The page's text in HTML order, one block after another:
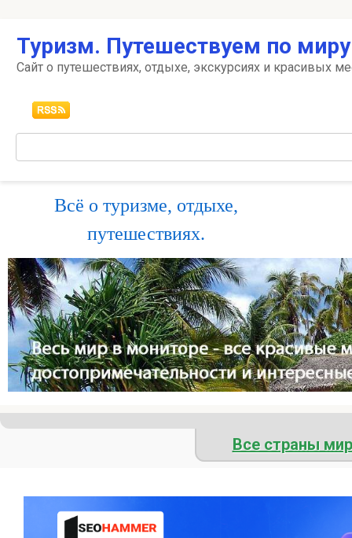
контенту
Туризм. Путешествуем по
Сайт о путешествиях, отдыхе, экскурсиях и красивых
Всё о туризме, отдыхе,
путешествиях.
Все страны